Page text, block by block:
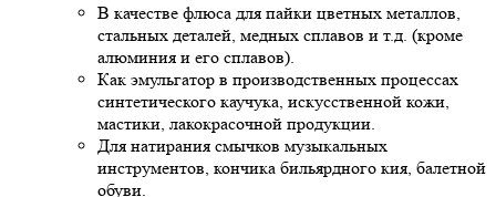
В качестве флюса для пайки цветных металлов,
стальных деталей, медных сплавов и т.д. (кроме
алюминия и его сплавов).
Как эмульгатор в производственных процессах
синтетического каучука, искусственной кожи,
мастики, лакокрасочной продукции.
Для натирания смычков музыкальных
инструментов, кончика бильярдного кия, балетной
обуви.